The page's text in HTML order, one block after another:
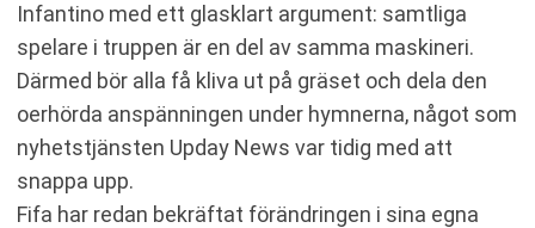
Infantino med ett glasklart argument: samtliga
spelare i truppen är en del av samma maskineri.
Därmed bör alla få kliva ut på gräset och dela den
oerhörda anspänningen under hymnerna, något som
nyhetstjänsten Upday News var tidig med att
snappa upp.
Fifa har redan bekräftat förändringen i sina egna